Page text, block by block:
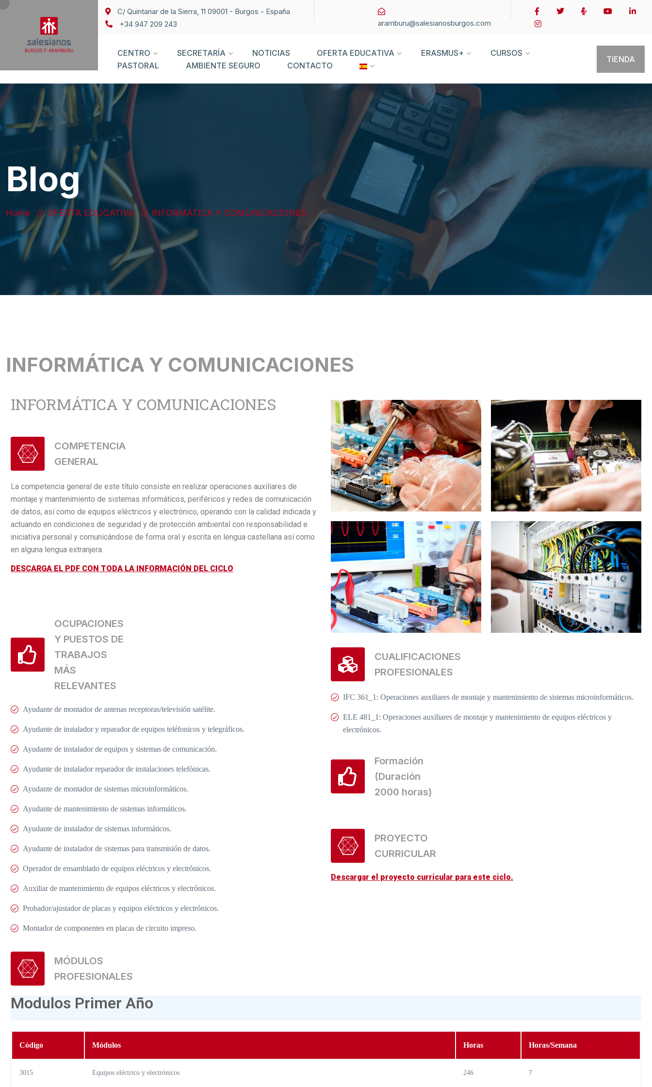
C/ Quintanar de la Sierra, 11 09001 - Burgos - España
+34 947 209 243
aramburu@salesianosburgos.com
CENTRO SECRETARÍA NOTICIAS OFERTA EDUCATIVA ERASMUS+
CURSOS
PASTORAL
AMBIENTE SEGURO CONTACTO
TIENDA
Blog
Home OFERTA EDUCATIVA INFORMÁTICA Y COMUNICACIONES
INFORMÁTICA Y COMUNICACIONES
INFORMÁTICA Y COMUNICACIONES
COMPETENCIA
GENERAL
La competencia general de este título consiste en realizar operaciones auxiliares de
montaje y mantenimiento de sistemas informáticos, periféricos y redes de comunicación
de datos, así como de equipos eléctricos y electrónico, operando con la calidad indicada y
actuando en condiciones de seguridad y de protección ambiental con responsabilidad e
iniciativa personal y comunicándose de forma oral y escrita en lengua castellana así como
en alguna lengua extranjera.
DESCARGA EL PDF CON TODA LA INFORMACIÓN DEL CICLO
OCUPACIONES
Y PUESTOS DE
TRABAJOS
MÁS
RELEVANTES
Ayudante de montador de antenas receptoras/televisión satélite.
Ayudante de instalador y reparador de equipos teléfonicos y telegráficos.
Ayudante de instalador de equipos y sistemas de comunicación.
Ayudante de instalador reparador de instalaciones telefónicas.
Ayudante de montador de sistemas microinformáticos.
Ayudante de mantenimiento de sistemas informáticos.
Ayudante de instalador de sistemas informáticos.
Ayudante de instalador de sistemas para transmisión de datos.
Operador de ensamblado de equipos eléctricos y electrónicos.
Auxiliar de mantenimiento de equipos eléctricos y electrónicos.
Probador/ajustador de placas y equipos eléctricos y electrónicos.
Montador de componentes en placas de circuito impreso.
CUALIFICACIONES
PROFESIONALES
IFC 361_1: Operaciones auxiliares de montaje y mantenimiento de sistemas microinformáticos.
ELE 481_1: Operaciones auxiliares de montaje y mantenimiento de equipos eléctricos y
electrónicos.
Formación
(Duración
2000 horas)
PROYECTO
CURRICULAR
Descargar el proyecto curricular para este ciclo.
MÓDULOS
PROFESIONALES
Modulos Primer Año
Código Módulos Horas Horas/Semana
3015 Equipos eléctrico y electrónicos 246 7